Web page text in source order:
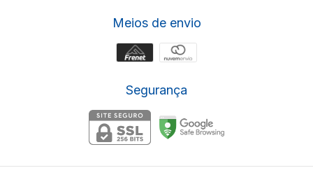
Meios de envio
Segurança